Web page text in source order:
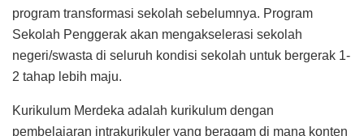
program transformasi sekolah sebelumnya. Program
Sekolah Penggerak akan mengakselerasi sekolah
negeri/swasta di seluruh kondisi sekolah untuk bergerak 1-
2 tahap lebih maju.
Kurikulum Merdeka adalah kurikulum dengan
pembelajaran intrakurikuler yang beragam di mana konten